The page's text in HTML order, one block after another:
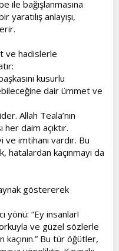
ile bağışlanmasına
anlayışı,
ve hadislerle
kusurlu
dair ümmet ve
Allah Teala’nın
daim açıktır.
imtihanı vardır. Bu
hatalardan kaçınmayı da
göstererek
yönü: “Ey insanlar!
ve güzel sözlerle
kaçının.” Bu tür öğütler,